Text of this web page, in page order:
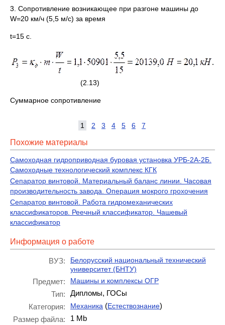
3. Сопротивление возникающее при разгоне машины до
W=20 км/ч (5,5 м/с) за время
t=15 c.
(2.13)
Суммарное сопротивление
1 2 3 4 5 6 7
Похожие материалы
Самоходная гидроприводная буровая установка УРБ-2А-2Б.
Самоходные технологический комплекс КГК
Сепаратор винтовой. Материальный баланс линии. Часовая
производительность завода. Операция мокрого грохочения
Сепаратор винтовой. Работа гидромеханических
классификаторов. Реечный классификатор. Чашевый
классификатор
Информация о работе
ВУЗ:
Белорусский национальный технический
университет (БНТУ)
Предмет: Машины и комплексы ОГР
Тип:
Дипломы, ГОСы
Категория:
Механика (Естествознание)
Размер файла:
1 Mb